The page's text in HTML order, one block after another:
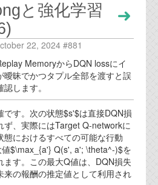
と強化学習
22, 2024 #881
MemoryからDQN lossにイ
曖昧でかつタプル全部を渡すと誤
します。
です。次の状態$s'$は直接DQN損
ず、実際にはTarget Q-networkに
におけるすべての可能な行動
$\max_{a'} Q(s', a'; \theta^-)$を
す。この最大Q値は、DQN損失
来の報酬の推定値として利用され